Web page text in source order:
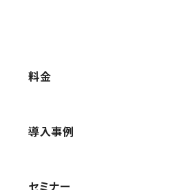
料金
導入事例
セミナー